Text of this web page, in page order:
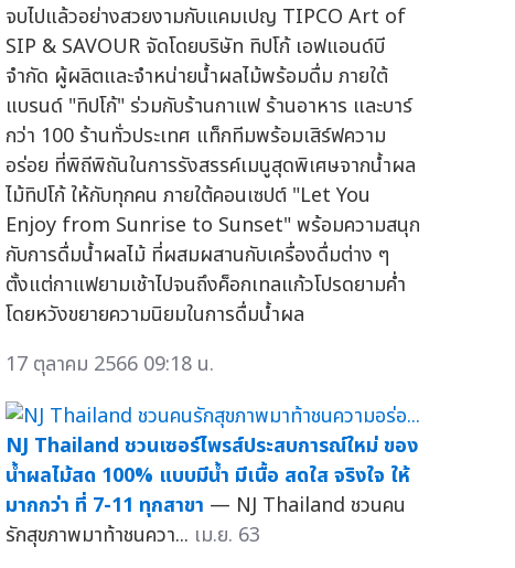
จบไปแล้วอย่างสวยงามกับแคมเปญ TIPCO Art of
SIP & SAVOUR จัดโดยบริษัท ทิปโก้ เอฟแอนด์บี
จำกัด ผู้ผลิตและจำหน่ายน้ำผลไม้พร้อมดื่ม ภายใต้
แบรนด์ "ทิปโก้" ร่วมกับร้านกาแฟ ร้านอาหาร และบาร์
กว่า 100 ร้านทั่วประเทศ แท็กทีมพร้อมเสิร์ฟความ
อร่อย ที่พิถีพิถันในการรังสรรค์เมนูสุดพิเศษจากน้ำผล
ไม้ทิปโก้ ให้กับทุกคน ภายใต้คอนเซปต์ "Let You
Enjoy from Sunrise to Sunset" พร้อมความสนุก
กับการดื่มน้ำผลไม้ ที่ผสมผสานกับเครื่องดื่มต่าง ๆ
ตั้งแต่กาแฟยามเช้าไปจนถึงค็อกเทลแก้วโปรดยามค่ำ
โดยหวังขยายความนิยมในการดื่มน้ำผล
17 ตุลาคม 2566 09:18 น.
NJ Thailand ชวนเซอร์ไพรส์ประสบการณ์ใหม่ ของ
น้ำผลไม้สด 100% แบบมีน้ำ มีเนื้อ สดใส จริงใจ ให้
มากกว่า ที่ 7-11 ทุกสาขา — NJ Thailand ชวนคน
รักสุขภาพมาท้าชนควา... เม.ย. 63